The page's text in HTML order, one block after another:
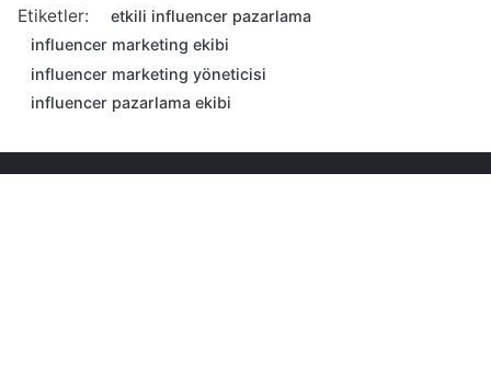
Etiketler:
etkili influencer pazarlama
influencer marketing ekibi
influencer marketing yöneticisi
influencer pazarlama ekibi